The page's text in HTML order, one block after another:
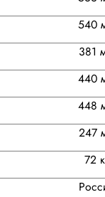
540
381
440
448
247
72